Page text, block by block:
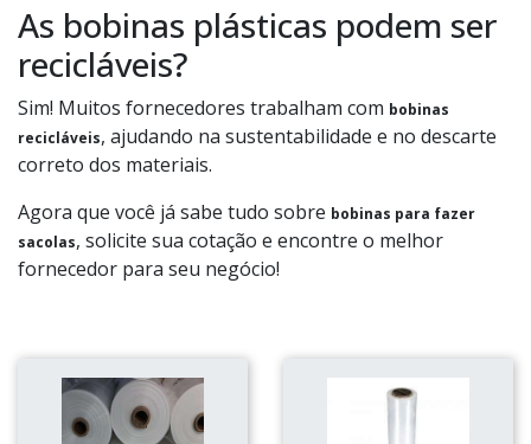
As bobinas plásticas podem ser
recicláveis?
Sim! Muitos fornecedores trabalham com bobinas
recicláveis, ajudando na sustentabilidade e no descarte
correto dos materiais.
Agora que você já sabe tudo sobre bobinas para fazer
sacolas, solicite sua cotação e encontre o melhor
fornecedor para seu negócio!